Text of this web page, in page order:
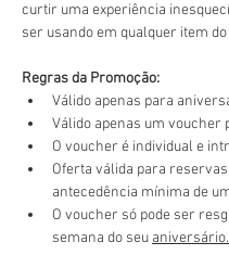
curtir uma experiência
ser usando em qualquer item
Regras da Promoção:
Válido apenas para
Válido apenas um voucher
O voucher é individual e
Oferta válida para
antecedência mínima de
O voucher só pode ser
semana do seu aniversário.